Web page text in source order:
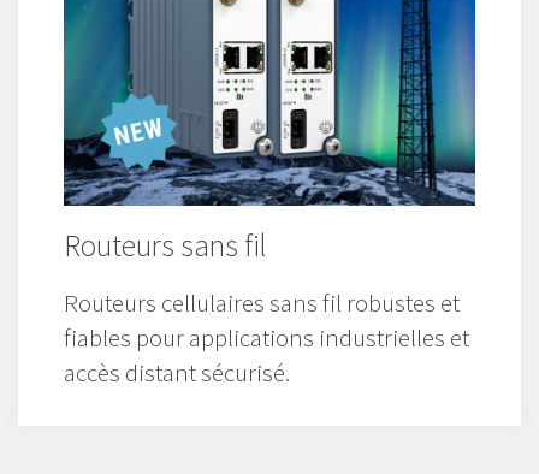
Routeurs sans fil
Routeurs cellulaires sans fil robustes et
fiables pour applications industrielles et
accès distant sécurisé.